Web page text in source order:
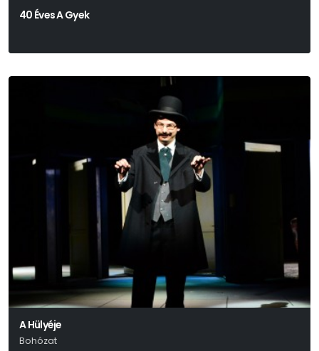
40 Éves A Gyek
A Hülyéje
Bohózat